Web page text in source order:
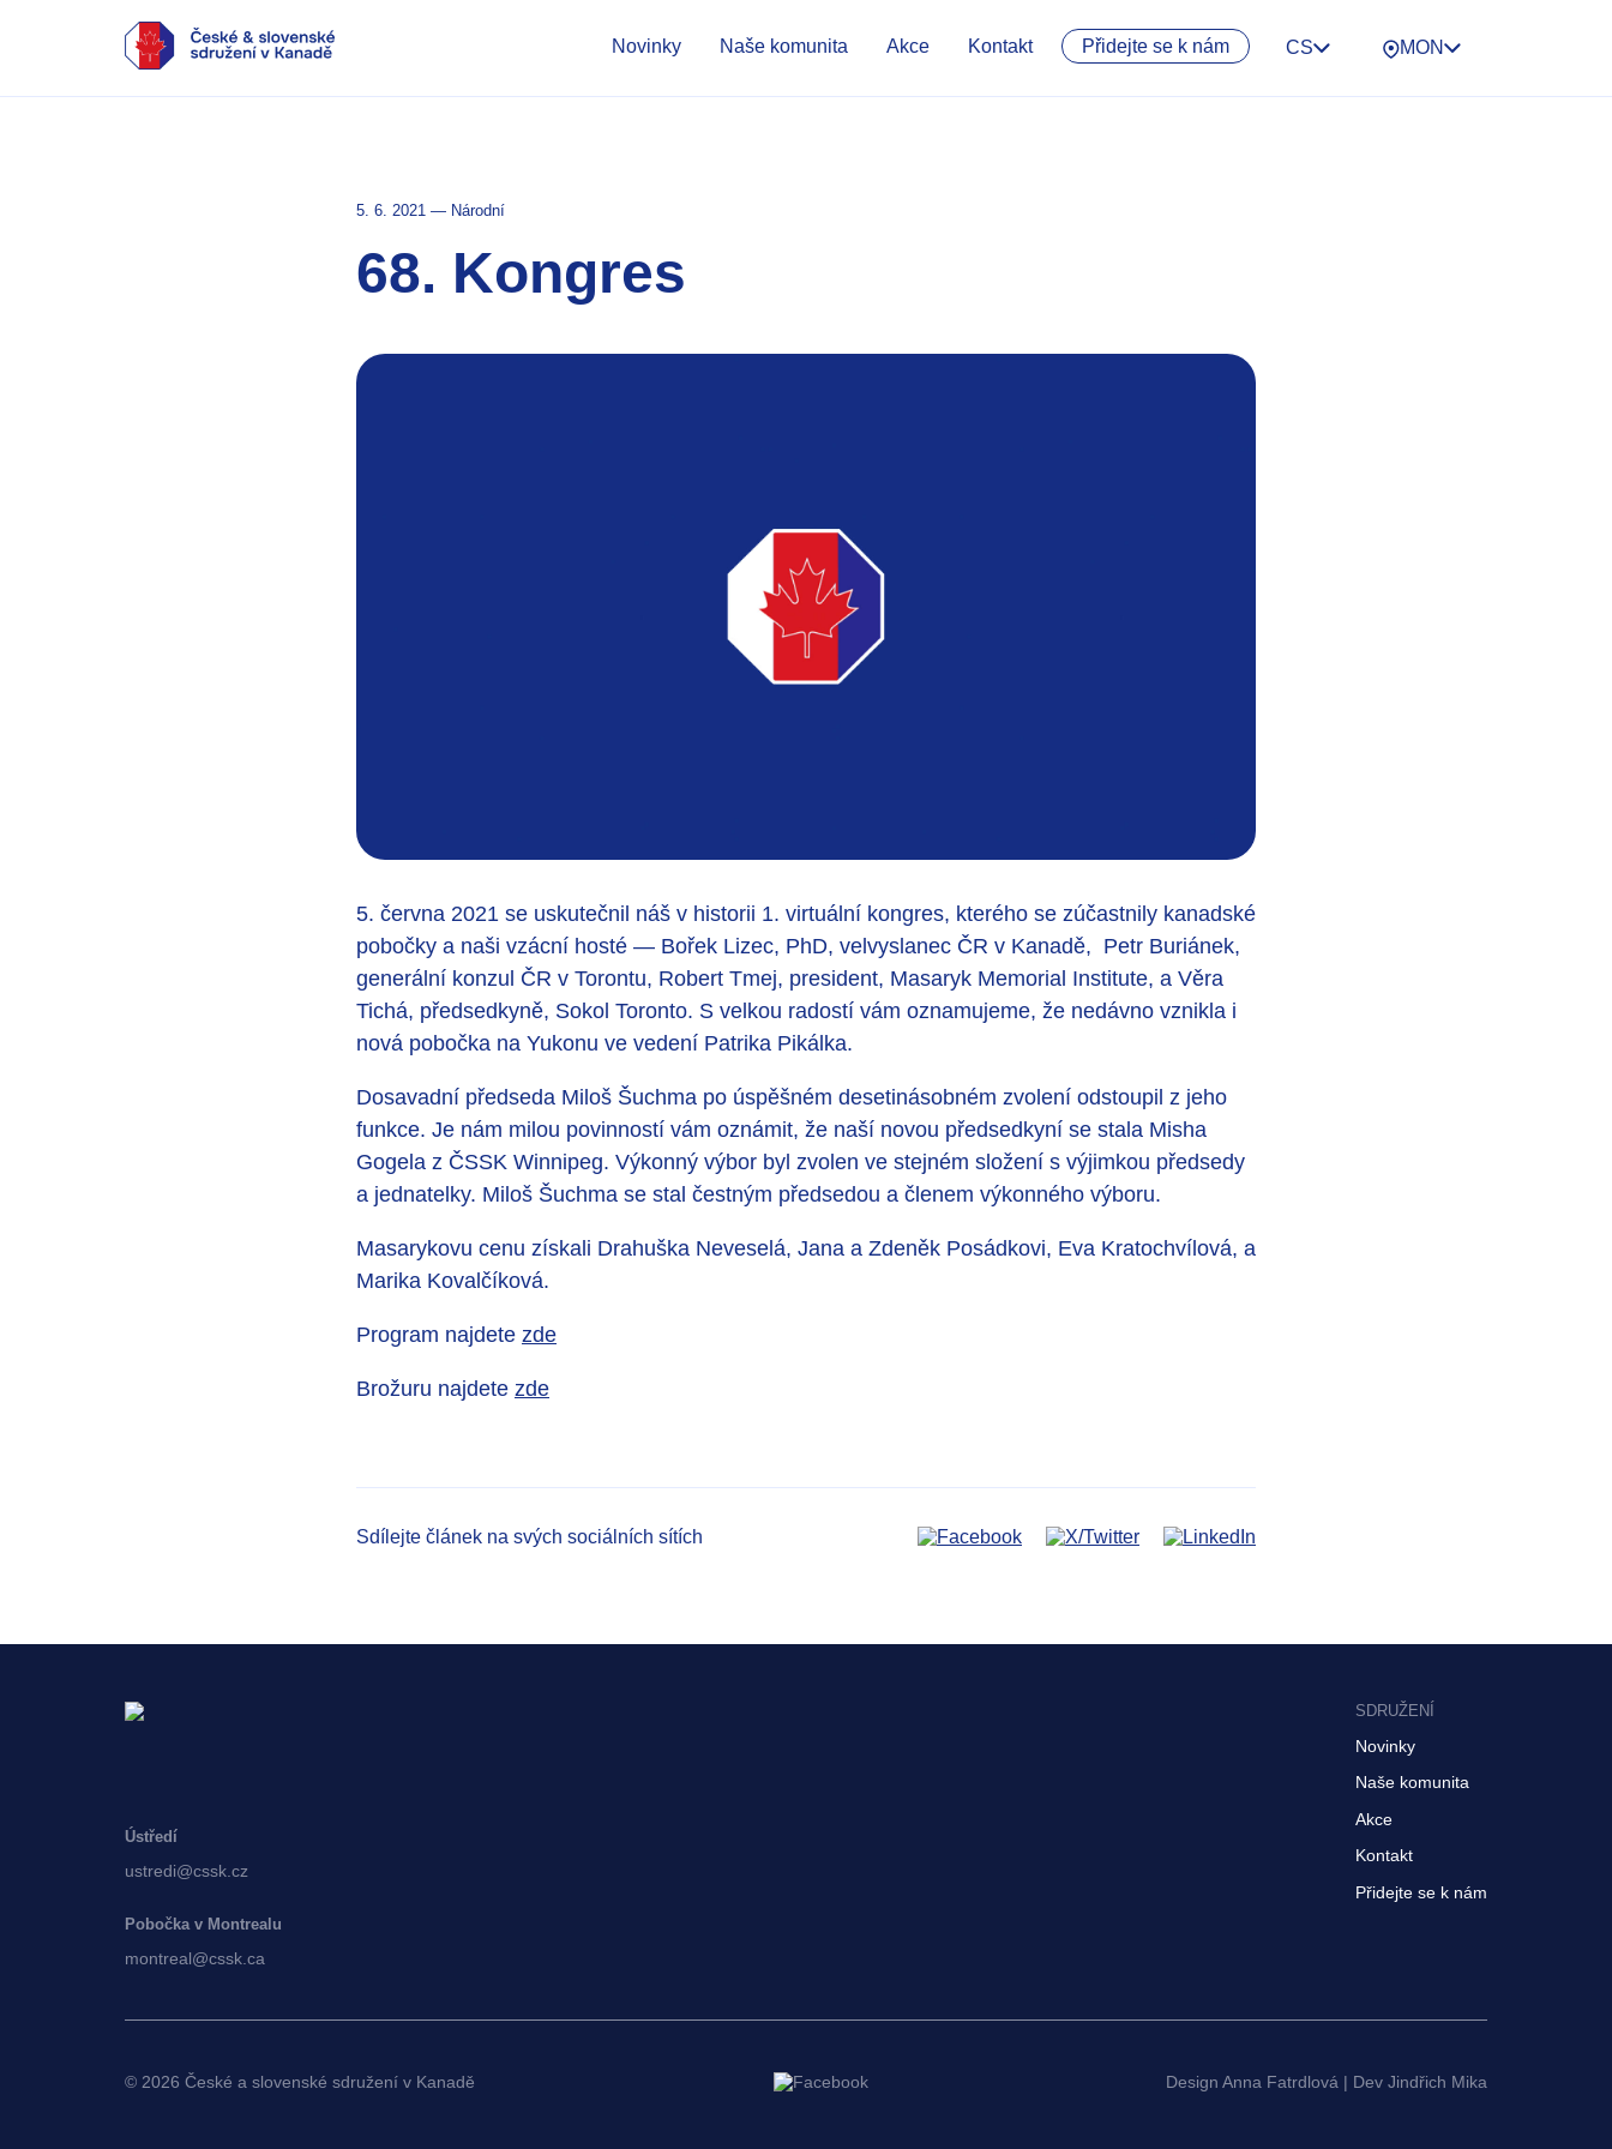
Novinky Naše komunita Akce Kontakt Přidejte se k nám CS MON
5. 6. 2021 — Národní
68. Kongres
5. června 2021 se uskutečnil náš v historii 1. virtuální kongres, kterého se zúčastnily kanadské
pobočky a naši vzácní hosté — Bořek Lizec, PhD, velvyslanec ČR v Kanadě, Petr Buriánek,
generální konzul ČR v Torontu, Robert Tmej, president, Masaryk Memorial Institute, a Věra
Tichá, předsedkyně, Sokol Toronto. S velkou radostí vám oznamujeme, že nedávno vznikla i
nová pobočka na Yukonu ve vedení Patrika Pikálka.
Dosavadní předseda Miloš Šuchma po úspěšném desetinásobném zvolení odstoupil z jeho
funkce. Je nám milou povinností vám oznámit, že naší novou předsedkyní se stala Misha
Gogela z ČSSK Winnipeg. Výkonný výbor byl zvolen ve stejném složení s výjimkou předsedy
a jednatelky. Miloš Šuchma se stal čestným předsedou a členem výkonného výboru.
Masarykovu cenu získali Drahuška Neveselá, Jana a Zdeněk Posádkovi, Eva Kratochvílová, a
Marika Kovalčíková.
Program najdete zde
Brožuru najdete zde
Sdílejte článek na svých sociálních sítích
Ústředí
ustredi@cssk.cz
Pobočka v Montrealu
montreal@cssk.ca
SDRUŽENÍ
Novinky
Naše komunita
Akce
Kontakt
Přidejte se k nám
© 2026 České a slovenské sdružení v Kanadě Design Anna Fatrdlová | Dev Jindřich Mika